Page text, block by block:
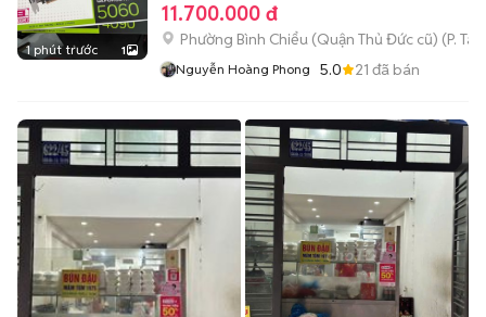
1 phút trước 1
11.700.000 đ
Phường Bình Chiểu (Quận Thủ Đức cũ) (P.
Nguyễn Hoàng Phong 5.0 21 đã bán